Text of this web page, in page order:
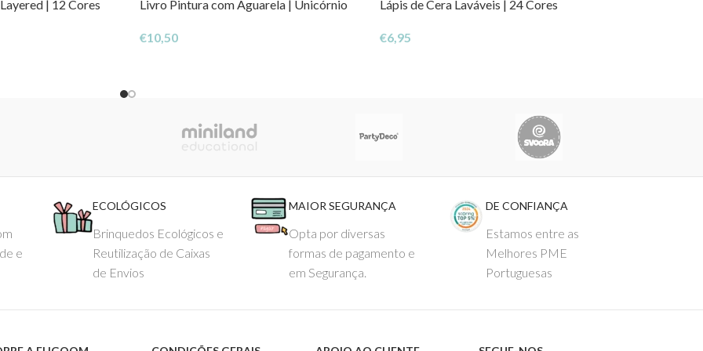
| 12 Cores Livro Pintura com Aguarela | Unicórnio
€10,50
Lápis de Cera Laváveis | 24 Cores
€6,95
e
ECOLÓGICOS
Brinquedos Ecológicos e
Reutilização de Caixas
de Envios
MAIOR SEGURANÇA
Opta por diversas
formas de pagamento e
em Segurança.
DE CONFIANÇA
Estamos entre as
Melhores PME
Portuguesas